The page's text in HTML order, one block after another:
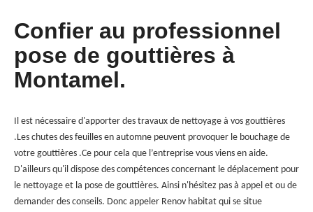
Confier au professionnel
pose de gouttières à
Montamel.
Il est nécessaire d'apporter des travaux de nettoyage à vos gouttières
.Les chutes des feuilles en automne peuvent provoquer le bouchage de
votre gouttières .Ce pour cela que l’entreprise vous viens en aide.
D'ailleurs qu'il dispose des compétences concernant le déplacement pour
le nettoyage et la pose de gouttières. Ainsi n'hésitez pas à appel et ou de
demander des conseils. Donc appeler Renov habitat qui se situe